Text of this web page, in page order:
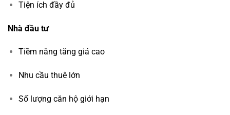
Tiện ích đầy đủ
Nhà đầu tư
Tiềm năng tăng giá cao
Nhu cầu thuê lớn
Số lượng căn hộ giới hạn